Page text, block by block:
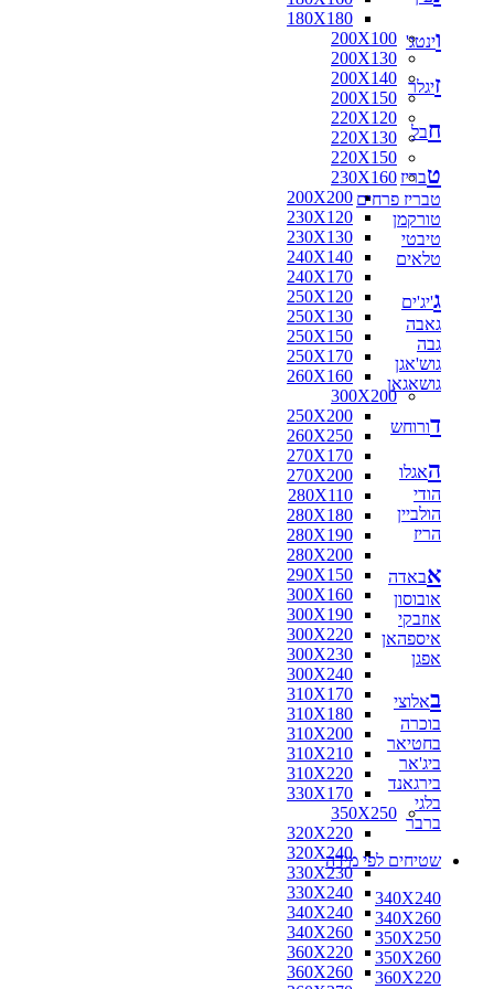
180X180
200X100
200X130
200X140
200X150
220X120
220X130
220X150
230X160
200X200
230X120
230X130
240X140
240X170
250X120
250X130
250X150
250X170
260X160
300X200
250X200
260X250
270X170
270X200
280X110
280X180
280X190
280X200
290X150
300X160
300X190
300X220
300X230
300X240
310X170
310X180
310X200
310X210
310X220
330X170
350X250
320X220
320X240
330X230
330X240
340X240
340X260
360X220
360X260
וינטג'
זיגלר
חבל
טבריז
טבריז פרחים
טורקמן
טיבטי
טלאים
ג'יג'ים
גאבה
גבה
גוש'אגן
גושאגאן
דורוחש
האגלו
הודי
הולביין
הריז
אבאדה
אובוסון
אוזבקי
איספהאן
אפגן
באלוצי
בוכרה
בחטיאר
ביג'אר
בירגאנד
בלגי
ברבר
שטיחים לפי מידה
340X240
340X260
350X250
350X260
360X220